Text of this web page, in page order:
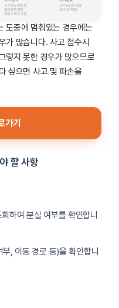
도중에 멈춰있는 경우에는
가 많습니다. 사고 접수시
렇지 못한 경우가 많으므로
싶으면 사고 및 파손을
가기
할 사항
하여 분실 여부를 확인합니
, 이동 경로 등)을 확인합니